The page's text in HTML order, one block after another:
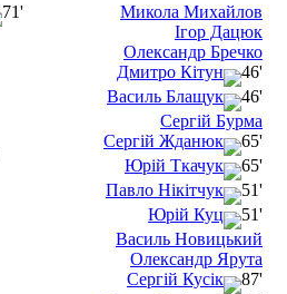
71'
Микола Михайлов
Ігор Дацюк
Олександр Бречко
Дмитро Кітун
46'
Василь Блащук
46'
Сергій Бурма
Сергій Жданюк
65'
Юрій Ткачук
65'
Павло Нікітчук
51'
Юрій Куц
51'
Василь Новицький
Олександр Ярута
Сергій Кусік
87'